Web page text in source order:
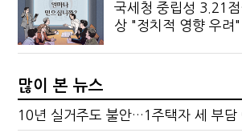
국세청 중립성 3.21
상 "정치적 영향 우려"
많이 본 뉴스
10년 실거주도 불안…1주택자 세 부담